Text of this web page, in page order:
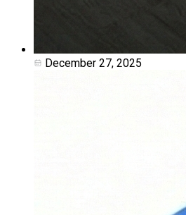
December 27, 2025